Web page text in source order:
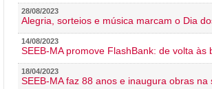
28/08/2023
Alegria, sorteios e música marcam o Dia
14/08/2023
SEEB-MA promove FlashBank: de volta às
18/04/2023
SEEB-MA faz 88 anos e inaugura obras na